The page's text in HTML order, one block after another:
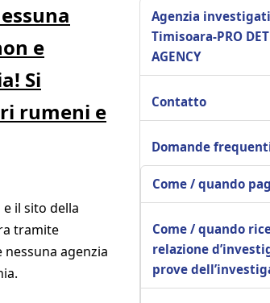
e
Si
rumeni e
e il sito della
tramite
agenzia
Agenzia
Timisoara-PRO
AGENCY
Contatto
Domande
Come / quando
Come / quando
relazione
prove